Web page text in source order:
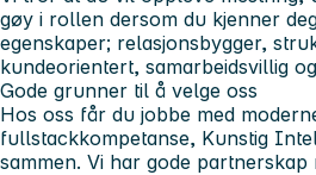
gøy i rollen dersom du kjenner
egenskaper; relasjonsbygger,
kundeorientert, samarbeidsvillig
Gode grunner til å velge oss
Hos oss får du jobbe med
fullstackkompetanse, Kunstig
sammen. Vi har gode partnerskap